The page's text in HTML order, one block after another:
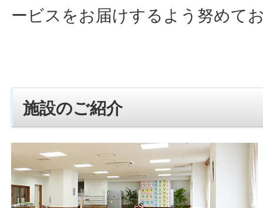
ービスをお届けするよう努めて
施設のご紹介